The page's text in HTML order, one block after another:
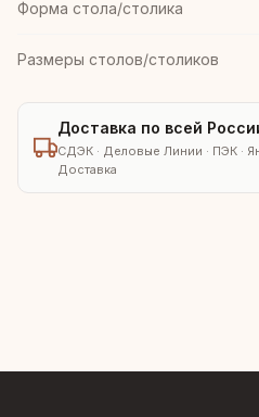
Форма стола/столика
Размеры столов/столиков
Доставка по всей
СДЭК · Деловые Линии · ПЭК ·
Доставка